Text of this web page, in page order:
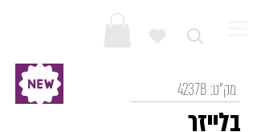
4237B מק"ט:
בלייזר